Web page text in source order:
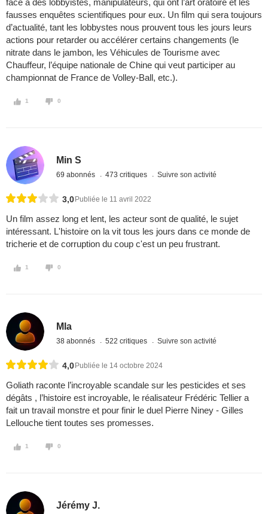
face à des lobbyistes, manipulateurs, qui ont l’art oratoire et les
fausses enquêtes scientifiques pour eux. Un film qui sera toujours
d’actualité, tant les lobbystes nous prouvent tous les jours leurs
actions pour retarder ou accélérer certains changements (le
nitrate dans le jambon, les Véhicules de Tourisme avec
Chauffeur, l’équipe nationale de Chine qui veut participer au
championnat de France de Volley-Ball, etc.).
1 0
Min S
69 abonnés 473 critiques Suivre son activité
3,0 Publiée le 11 avril 2022
Un film assez long et lent, les acteur sont de qualité, le sujet
intéressant. L'histoire on la vit tous les jours dans ce monde de
tricherie et de corruption du coup c'est un peu frustrant.
1 0
Mla
38 abonnés 522 critiques Suivre son activité
4,0 Publiée le 14 octobre 2024
Goliath raconte l’incroyable scandale sur les pesticides et ses
dégâts , l’histoire est incroyable, le réalisateur Frédéric Tellier a
fait un travail monstre et pour finir le duel Pierre Niney - Gilles
Lellouche tient toutes ses promesses.
1 0
Jérémy J.